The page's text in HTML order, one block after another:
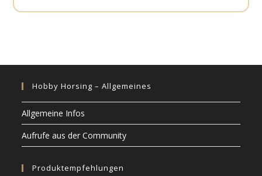
Hobby Horsing – Allgemeines
Allgemeine Infos
Aufrufe aus der Community
Produktempfehlungen